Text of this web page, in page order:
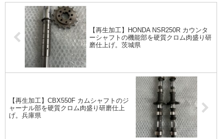
【再生加工】HONDA NSR250R カウンタ
ーシャフトの機能部を硬質クロム肉盛り研
磨仕上げ。茨城県
【再生加工】CBX550F カムシャフトのジ
ャーナル部を硬質クロム肉盛り研磨仕上
げ。兵庫県